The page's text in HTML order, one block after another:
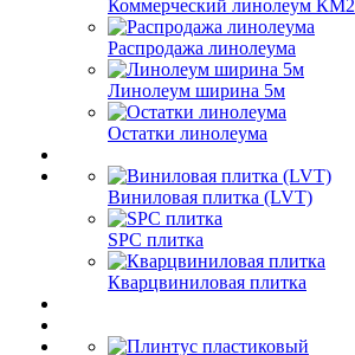
Коммерческий линолеум КМ2
Распродажа линолеума
Линолеум ширина 5м
Остатки линолеума
Виниловая плитка (LVT)
SPC плитка
Кварцвиниловая плитка